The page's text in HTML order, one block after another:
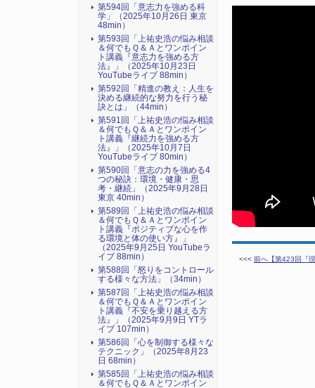
<<< 前へ【第423回『
第594回「意志力を強める科
学」（2025年10月26日 東京
48min）
第593回「上祐史浩の悩み相談
＆何でもＱ＆Ａとワンポイン
ト講義『意志力を強める方
法』​」（2025年10月23日
YouTubeライブ 88min）
第592回「精進の教え：人生を
決める継続的な努力を行う秘
訣とは」（44min）
第591回「上祐史浩の悩み相談
＆何でもＱ＆Ａとワンポイン
ト講義『継続力を強める方
法』​」（2025年10月7日
YouTubeライブ 80min）
第590回「意志の力を強める4
つの秘訣：環境・健康・思
考・継続」（2025年9月28日
東京 40min）
第589回「上祐史浩の悩み相談
＆何でもＱ＆Ａとワンポイン
ト講義『ポジティブな心を作
る環境と体の使い方』​」
（2025年9月25日 YouTubeラ
イブ 88min）
第588回「怒りをコントロール
する様々な方法」（34min）
第587回「上祐史浩の悩み相談
＆何でもＱ＆Ａとワンポイン
ト講義『不安を乗り越える方
法』​」（2025年9月9日 YTラ
イブ 107min）
第586回「心を制御する様々な
テクニック」（2025年8月23
日 68min）
第585回「上祐史浩の悩み相談
＆何でもＱ＆Ａとワンポイン